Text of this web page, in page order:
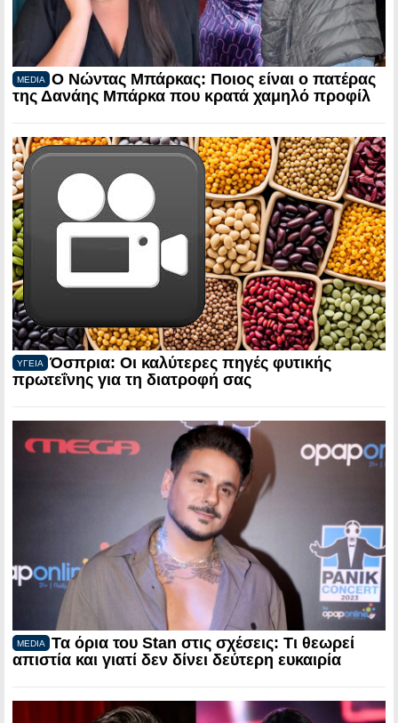
MEDIA
Ο Νώντας Μπάρκας: Ποιος είναι ο πατέρας
της Δανάης Μπάρκα που κρατά χαμηλό προφίλ
ΥΓΕΙΑ
Όσπρια: Οι καλύτερες πηγές φυτικής
πρωτεΐνης για τη διατροφή σας
MEDIA
Τα όρια του Stan στις σχέσεις: Τι θεωρεί
απιστία και γιατί δεν δίνει δεύτερη ευκαιρία